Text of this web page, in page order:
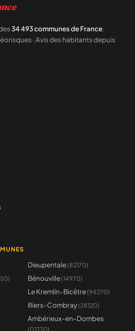
34 493 communes de France.
· Avis des habitants depuis
Dieupentale(82170)
Bénouville(14970)
Le Kremlin-Bicêtre(94270)
Illiers-Combray(28120)
Ambérieux-en-Dombes
(01330)